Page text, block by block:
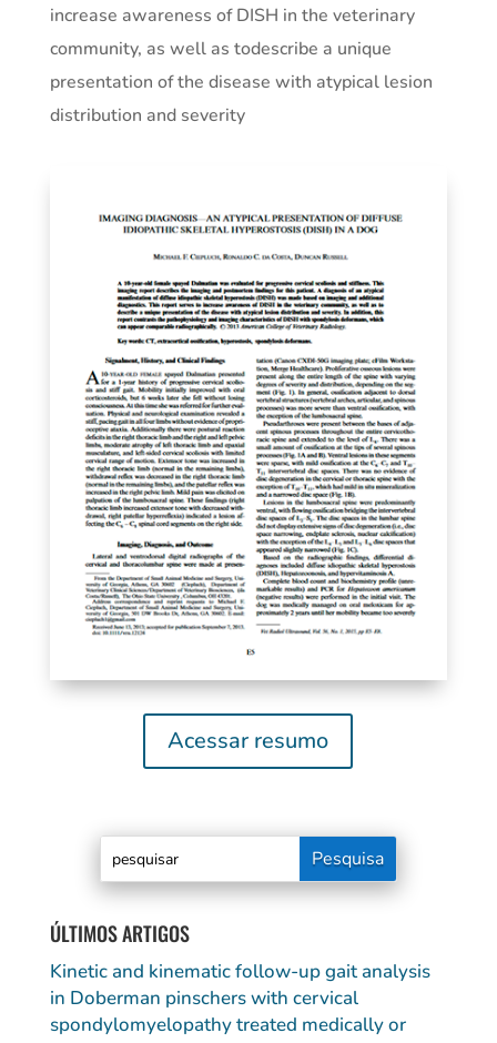
increase awareness of DISH in the veterinary
community, as well as todescribe a unique
presentation of the disease with atypical lesion
distribution and severity
Acessar resumo
ÚLTIMOS ARTIGOS
Kinetic and kinematic follow-up gait analysis
in Doberman pinschers with cervical
spondylomyelopathy treated medically or